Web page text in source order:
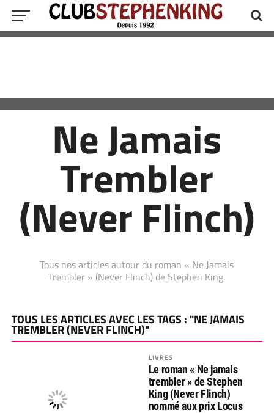
Ne Jamais
Trembler
(Never Flinch)
Tous nos articles autour du roman « Ne Jamais
Trembler » (Never Flinch) de Stephen King.
TOUS LES ARTICLES AVEC LES TAGS : "NE JAMAIS
TREMBLER (NEVER FLINCH)"
LIVRES
Le roman « Ne jamais
trembler » de Stephen
King (Never Flinch)
nommé aux prix Locus